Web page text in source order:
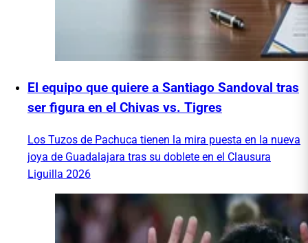
El equipo que quiere a Santiago Sandoval tras
ser figura en el Chivas vs. Tigres
Los Tuzos de Pachuca tienen la mira puesta en la nueva
joya de Guadalajara tras su doblete en el Clausura
Liguilla 2026